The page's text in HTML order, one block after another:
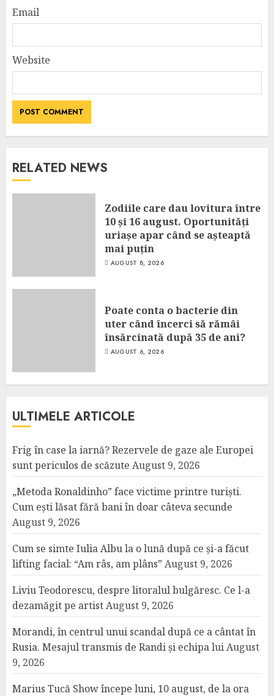
Email
Website
RELATED NEWS
Zodiile care dau lovitura între
10 și 16 august. Oportunități
uriașe apar când se așteaptă
mai puțin
AUGUST 8, 2026
Poate conta o bacterie din
uter când încerci să rămâi
însărcinată după 35 de ani?
AUGUST 6, 2026
ULTIMELE ARTICOLE
Frig în case la iarnă? Rezervele de gaze ale Europei
sunt periculos de scăzute August 9, 2026
„Metoda Ronaldinho” face victime printre turiști.
Cum ești lăsat fără bani în doar câteva secunde
August 9, 2026
Cum se simte Iulia Albu la o lună după ce și-a făcut
lifting facial: “Am râs, am plâns” August 9, 2026
Liviu Teodorescu, despre litoralul bulgăresc. Ce l-a
dezamăgit pe artistAugust 9, 2026
Morandi, în centrul unui scandal după ce a cântat în
Rusia. Mesajul transmis de Randi și echipa luiAugust
9, 2026
Marius Tucă Show începe luni, 10 august, de la ora